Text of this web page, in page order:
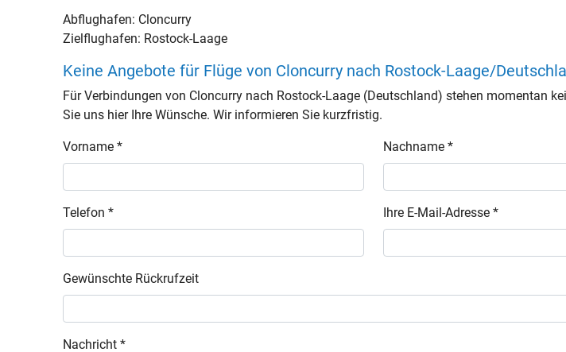
Abflughafen: Cloncurry
Zielflughafen: Rostock-Laage
Keine Angebote für Flüge von Cloncurry nach Rostock-Laage/
Für Verbindungen von Cloncurry nach Rostock-Laage (Deutschland) stehen momentan
Sie uns hier Ihre Wünsche. Wir informieren Sie kurzfristig.
Vorname * Nachname *
Telefon * Ihre E-Mail-Adresse *
Gewünschte Rückrufzeit
Nachricht *